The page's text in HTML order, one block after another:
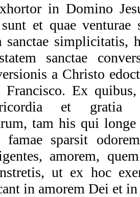
in Domino
et quae venturae
simplicitatis,
sanctae
a Christo
Francisco. Ex
et gratia
tam his qui
famae sparsit
amorem,
ut ex hoc
in amorem Dei et